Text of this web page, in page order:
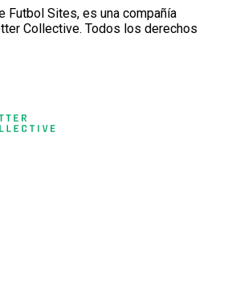
Futbol Sites, es una compañía
Collective. Todos los derechos